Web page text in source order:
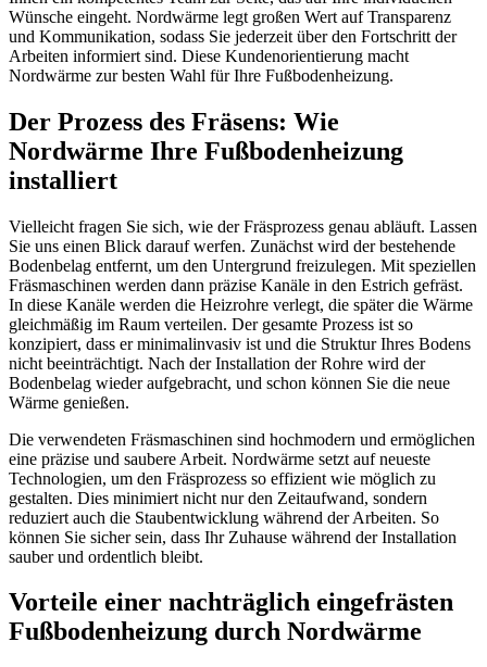
Wünsche eingeht. Nordwärme legt großen Wert auf Transparenz
und Kommunikation, sodass Sie jederzeit über den Fortschritt der
Arbeiten informiert sind. Diese Kundenorientierung macht
Nordwärme zur besten Wahl für Ihre Fußbodenheizung.
Der Prozess des Fräsens: Wie
Nordwärme Ihre Fußbodenheizung
installiert
Vielleicht fragen Sie sich, wie der Fräsprozess genau abläuft. Lassen
Sie uns einen Blick darauf werfen. Zunächst wird der bestehende
Bodenbelag entfernt, um den Untergrund freizulegen. Mit speziellen
Fräsmaschinen werden dann präzise Kanäle in den Estrich gefräst.
In diese Kanäle werden die Heizrohre verlegt, die später die Wärme
gleichmäßig im Raum verteilen. Der gesamte Prozess ist so
konzipiert, dass er minimalinvasiv ist und die Struktur Ihres Bodens
nicht beeinträchtigt. Nach der Installation der Rohre wird der
Bodenbelag wieder aufgebracht, und schon können Sie die neue
Wärme genießen.
Die verwendeten Fräsmaschinen sind hochmodern und ermöglichen
eine präzise und saubere Arbeit. Nordwärme setzt auf neueste
Technologien, um den Fräsprozess so effizient wie möglich zu
gestalten. Dies minimiert nicht nur den Zeitaufwand, sondern
reduziert auch die Staubentwicklung während der Arbeiten. So
können Sie sicher sein, dass Ihr Zuhause während der Installation
sauber und ordentlich bleibt.
Vorteile einer nachträglich eingefrästen
Fußbodenheizung durch Nordwärme